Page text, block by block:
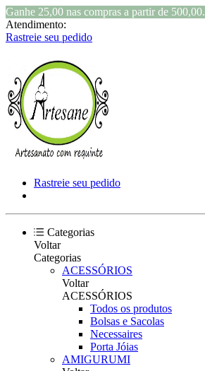
Ganhe 25,00 nas compras a partir de 500,00.
Atendimento:
Rastreie seu pedido
Rastreie seu pedido
Categorias
Voltar
Categorias
ACESSÓRIOS
Voltar
ACESSÓRIOS
Todos os produtos
Bolsas e Sacolas
Necessaires
Porta Jóias
AMIGURUMI